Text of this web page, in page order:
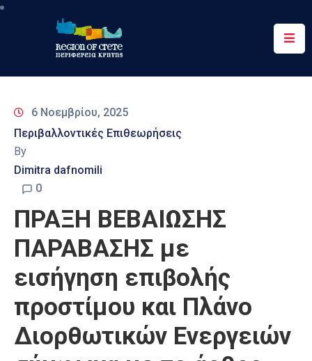
Περιφέρεια
&
Δράσεις
Ψηφιακές
Επικοινωνία
6 Νοεμβρίου, 2025
Περιβαλλοντικές Επιθεωρήσεις
By
Dimitra dafnomili
0
ΠΡΑΞΗ ΒΕΒΑΙΩΣΗΣ
ΠΑΡΑΒΑΣΗΣ με
εισήγηση επιβολής
προστίμου και Πλάνο
Διορθωτικών Ενεργειών